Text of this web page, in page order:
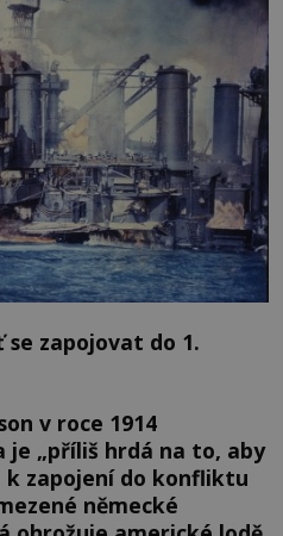
se zapojovat do 1.
v roce 1914
je „příliš hrdá na to, aby
k zapojení do konfliktu
německé